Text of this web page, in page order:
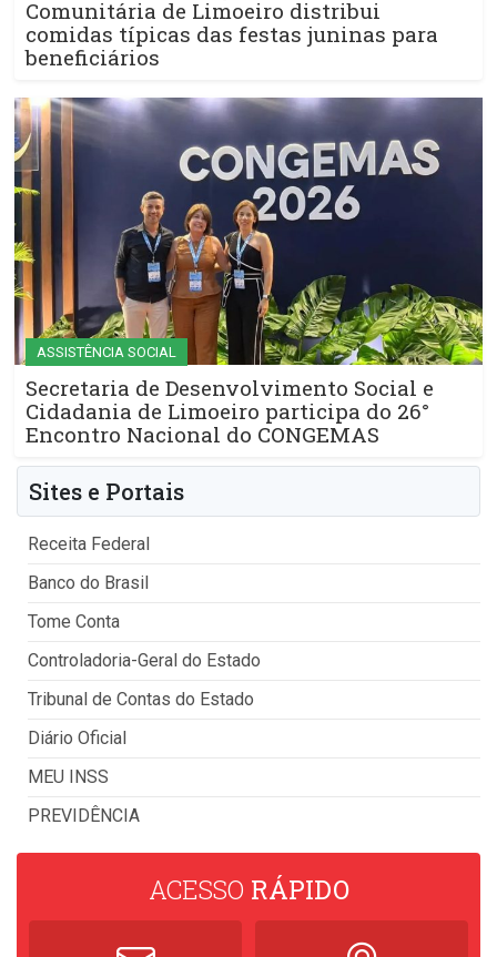
Comunitária de Limoeiro distribui
comidas típicas das festas juninas para
beneficiários
ASSISTÊNCIA SOCIAL
Secretaria de Desenvolvimento Social e
Cidadania de Limoeiro participa do 26°
Encontro Nacional do CONGEMAS
Sites e Portais
Receita Federal
Banco do Brasil
Tome Conta
Controladoria-Geral do Estado
Tribunal de Contas do Estado
Diário Oficial
MEU INSS
PREVIDÊNCIA
ACESSO RÁPIDO